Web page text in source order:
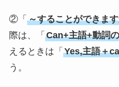
②「 ～することができま
際は、「 Can+主語+動詞
えるときは「 Yes,主語＋
う。